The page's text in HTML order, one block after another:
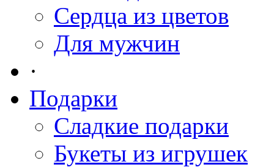
Сердца из цветов
Для мужчин
·
Подарки
Сладкие подарки
Букеты из игрушек